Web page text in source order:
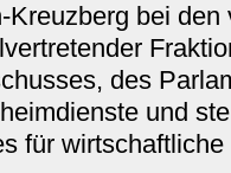
bei den
des
und
für